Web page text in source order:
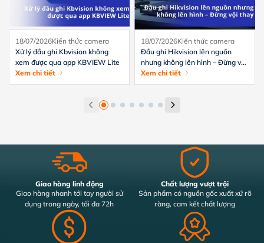
18/07/2026Kiến thức camera
Xử lý đầu ghi Kbvision không
xem được qua app KBVIEW Lite
Xem chi tiết
18/07/2026Kiến thức camera
Đầu ghi Hikvision lên nguồn
nhưng không lên hình – Đừng vội
thay
Xem chi tiết
Giao hàng linh động
Giao hàng nhanh tới tay người sử
dụng trong ngày, tối đa 72h
Chất lượng vượt trội
Sản phẩm có nguồn gốc xuất xứ rõ
ràng, cam kết chất lượng